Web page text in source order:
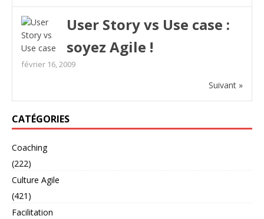
User Story vs Use case :
soyez Agile !
février 16, 2009
Suivant »
CATÉGORIES
Coaching
(222)
Culture Agile
(421)
Facilitation